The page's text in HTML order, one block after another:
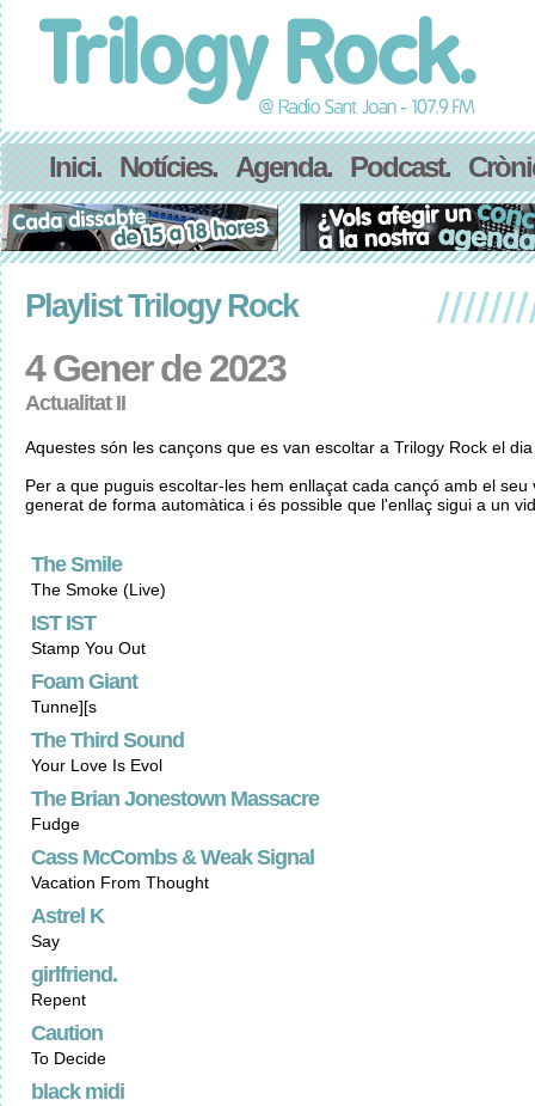
Inici. Notícies. Agenda. Podcast.
Playlist Trilogy Rock
4 Gener de 2023
Actualitat II
Aquestes són les cançons que es van escoltar a Trilogy Rock el
Per a que puguis escoltar-les hem enllaçat cada cançó amb el
generat de forma automàtica i és possible que l'enllaç sigui a un
The Smile
The Smoke (Live)
IST IST
Stamp You Out
Foam Giant
Tunne][s
The Third Sound
Your Love Is Evol
The Brian Jonestown Massacre
Fudge
Cass McCombs & Weak Signal
Vacation From Thought
Astrel K
Say
girlfriend.
Repent
Caution
To Decide
black midi